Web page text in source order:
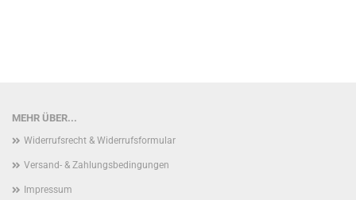
MEHR ÜBER...
Widerrufsrecht & Widerrufsformular
Versand- & Zahlungsbedingungen
Impressum